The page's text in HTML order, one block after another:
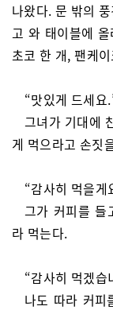
나왔다. 문 밖의
고 와 태이블에
초코 한 개, 팬케
“맛있게 드세요
그녀가 기대에
게 먹으라고 손짓
“감사히 먹을게
그가 커피를 들
라 먹는다.
“감사히 먹겠습
나도 따라 커피